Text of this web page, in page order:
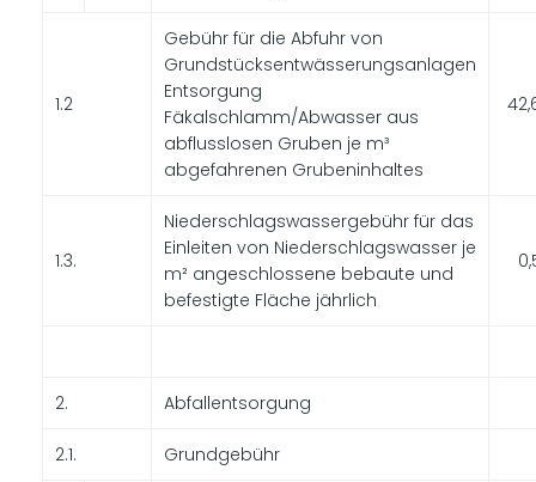
1.2
Gebühr für die Abfuhr von
Grundstücksentwässerungsanlagen
Entsorgung
Fäkalschlamm/Abwasser aus
abflusslosen Gruben je m³
abgefahrenen Grubeninhaltes
1.3.
Niederschlagswassergebühr für das
Einleiten von Niederschlagswasser je
m² angeschlossene bebaute und
befestigte Fläche jährlich
2. Abfallentsorgung
2.1. Grundgebühr